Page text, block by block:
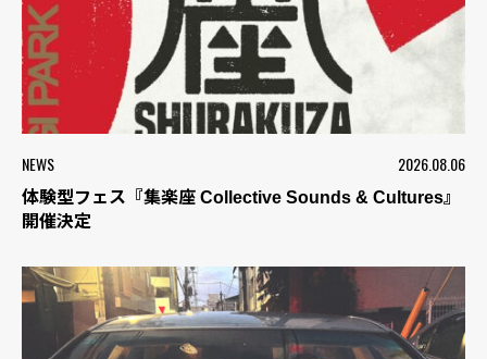
NEWS 2026.08.06
体験型フェス『集楽座 Collective Sounds & Cultures』
開催決定